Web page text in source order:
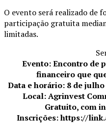
O evento será realizado de
participação gratuita
limitadas.
Evento: Encontro de
financeiro que
Data e horário: 8 de
Local: Agrinvest
Gratuito, com
Inscrições: https://